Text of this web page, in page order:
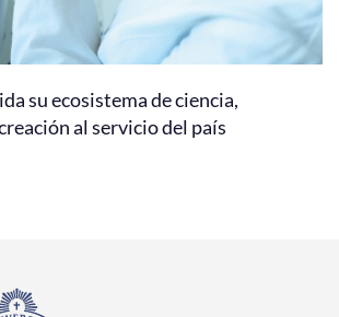
su ecosistema de ciencia,
al servicio del país